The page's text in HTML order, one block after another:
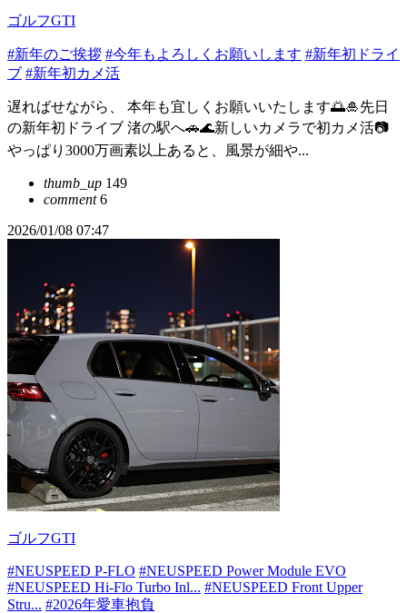
ゴルフGTI
#新年のご挨拶 #今年もよろしくお願いします #新年初ドライ
ブ #新年初カメ活
遅ればせながら、 本年も宜しくお願いいたします🌅🎍先日
の新年初ドライブ 渚の駅へ🚗🌊新しいカメラで初カメ活📷
やっぱり3000万画素以上あると、風景が細や...
thumb_up 149
comment6
2026/01/08 07:47
ゴルフGTI
#NEUSPEED P-FLO #NEUSPEED Power Module EVO
#NEUSPEED Hi-Flo Turbo Inl... #NEUSPEED Front Upper
Stru... #2026年愛車抱負